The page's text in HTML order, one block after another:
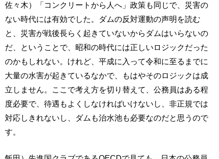
佐々木）「コンクリートから人へ」政策も同じで、災害の
ない時代には有効でした。ダムの反対運動の声明を読む
と、災害が戦後長らく起きていないからダムはいらないの
だ、ということで、昭和の時代には正しいロジックだった
のかもしれない。けれど、平成に入って令和に至るまでに
大量の水害が起きているなかで、もはやそのロジックは成
立しません。ここで考え方を切り替えて、公務員はある程
度必要で、待遇もよくしなければいけないし、非正規では
対応しきれないし、ダムも治水池も必要なのだと思うので
す。